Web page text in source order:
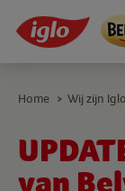
van
Home > Wij zijn Iglo